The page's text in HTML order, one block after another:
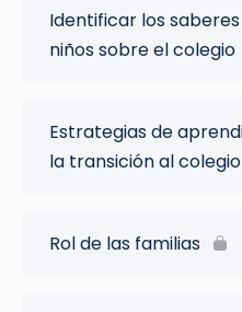
Identificar los
niños sobre el colegio
Estrategias de
la transición al colegio
Rol de las familias